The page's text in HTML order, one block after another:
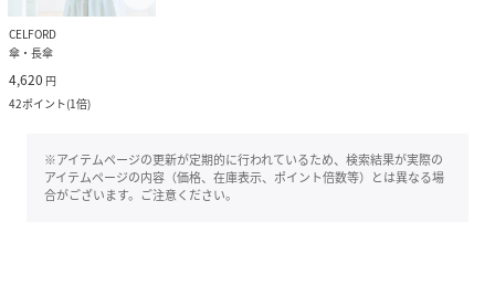
CELFORD
傘・長傘
4,620 円
42ポイント(1倍)
※アイテムページの更新が定期的に行われているため、検索結果が実際の
アイテムページの内容（価格、在庫表示、ポイント倍数等）とは異なる場
合がございます。ご注意ください。